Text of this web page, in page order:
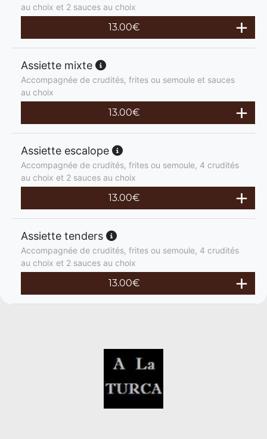
au choix et 2 sauces au choix
13.00€
Assiette mixte
Accompagnée de crudités, frites ou semoule et sauces
au choix
13.00€
Assiette escalope
Accompagnée de crudités, frites ou semoule, 4 crudités
au choix et 2 sauces au choix
13.00€
Assiette tenders
Accompagnée de crudités, frites ou semoule, 4 crudités
au choix et 2 sauces au choix
13.00€